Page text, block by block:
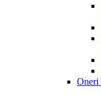
Oneri